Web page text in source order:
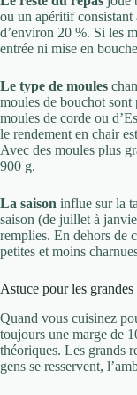
ou un apéritif consistant
d’environ 20 %. Si les
entrée ni mise en
Le type de moules
moules de bouchot sont
moules de corde ou
le rendement en chair
Avec des moules plus
900 g.
La saison influe sur la
saison (de juillet à
remplies. En dehors de
petites et moins
Astuce pour les grandes
Quand vous cuisinez
toujours une marge de
théoriques. Les grands
gens se resservent,